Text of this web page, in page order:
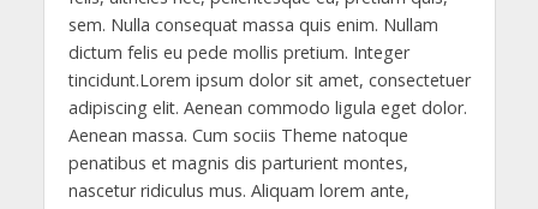
p
p
o
k
m g
er
n
sem. Nulla consequat massa quis enim. Nullam
dictum felis eu pede mollis pretium. Integer
tincidunt.Lorem ipsum dolor sit amet, consectetuer
adipiscing elit. Aenean commodo ligula eget dolor.
Aenean massa. Cum sociis Theme natoque
penatibus et magnis dis parturient montes,
nascetur ridiculus mus. Aliquam lorem ante,